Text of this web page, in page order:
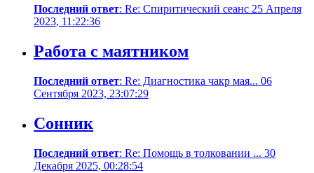
Последний ответ: Re: Cпиритический сеанс 25 Апреля
2023, 11:22:36
Работа с маятником
Последний ответ: Re: Диагностика чакр мая... 06
Сентября 2023, 23:07:29
Сонник
Последний ответ: Re: Помощь в толковании ... 30
Декабря 2025, 00:28:54